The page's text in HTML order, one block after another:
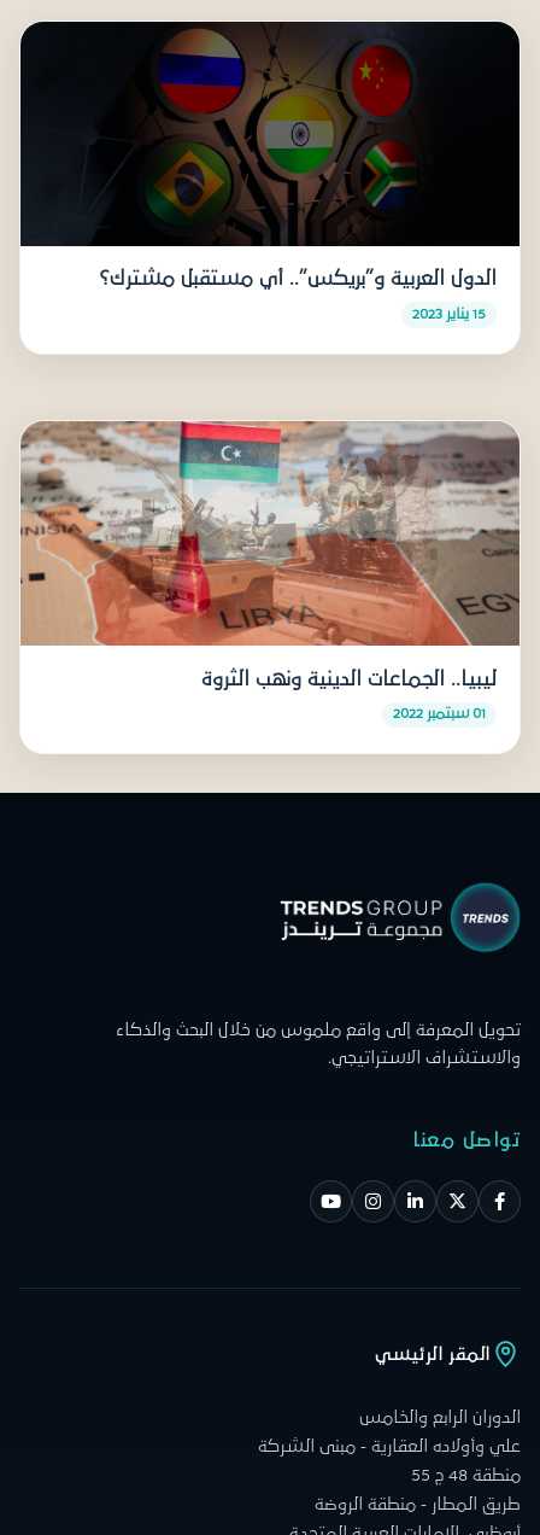
الدول العربية و”بريكس”.. أي مستقبل مشترك؟
15 يناير 2023
ليبيا.. الجماعات الدينية ونهب الثروة
01 سبتمبر 2022
تحويل المعرفة إلى واقع ملموس من خلال البحث والذكاء
والاستشراف الاستراتيجي.
تواصل معنا
المقر الرئيسي
الدوران الرابع والخامس
علي وأولاده العقارية - مبنى الشركة
منطقة 48 ج 55
طريق المطار - منطقة الروضة